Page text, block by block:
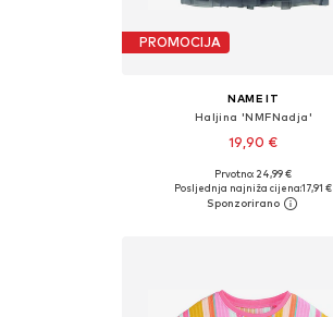
PROMOCIJA
NAME IT
Haljina 'NMFNadja'
19,90 €
+1
Dostupno u više veličina
Dodaj u košaricu
Prvotno: 24,99 €
Posljednja najniža cijena:17,91 €